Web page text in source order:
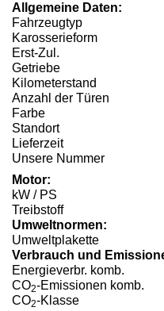
Allgemeine Daten:
Fahrzeugtyp
Karosserieform
Erst-Zul.
Getriebe
Kilometerstand
Anzahl der Türen
Farbe
Standort
Lieferzeit
Unsere Nummer
Motor:
kW / PS
Treibstoff
Umweltnormen:
Umweltplakette
Verbrauch und
Energieverbr. komb.
CO2-Emissionen komb.
CO2-Klasse